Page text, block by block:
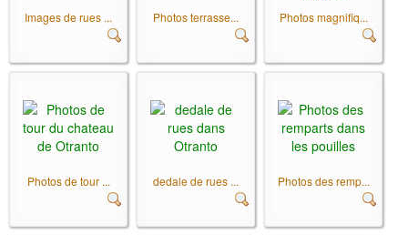
Images de rues ... Photos terrasse... Photos magnifiq...
Photos de tour ... dedale de rues ... Photos des remp...